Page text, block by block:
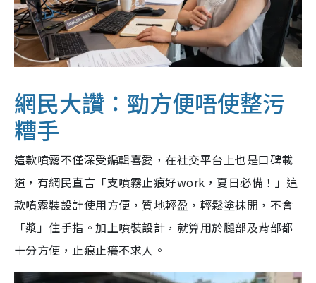
網民大讚：勁方便唔使整污
糟手
這款噴霧不僅深受編輯喜愛，在社交平台上也是口碑載
道，有網民直言「支噴霧止痕好work，夏日必備！」這
款噴霧裝設計使用方便，質地輕盈，輕鬆塗抹開，不會
「漿」住手指。加上噴裝設計，就算用於腿部及背部都
十分方便，止痕止癢不求人。